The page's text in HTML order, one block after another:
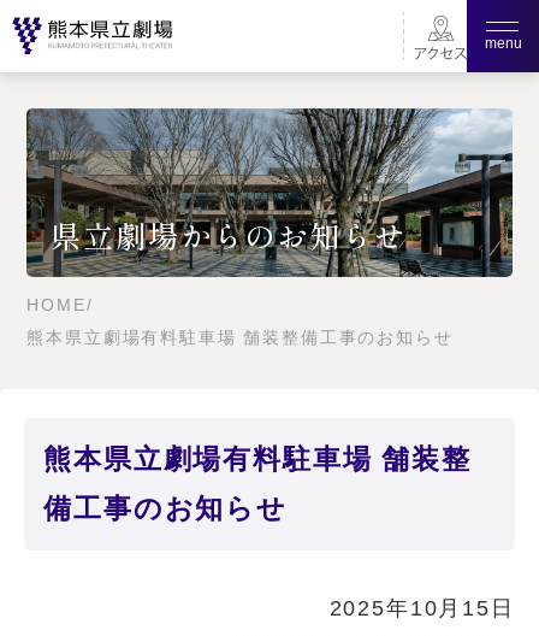
menu
県立劇場からのお知らせ
HOME/
熊本県立劇場有料駐車場 舗装整備工事のお知らせ
熊本県立劇場有料駐車場 舗装整
備工事のお知らせ
2025年10月15日